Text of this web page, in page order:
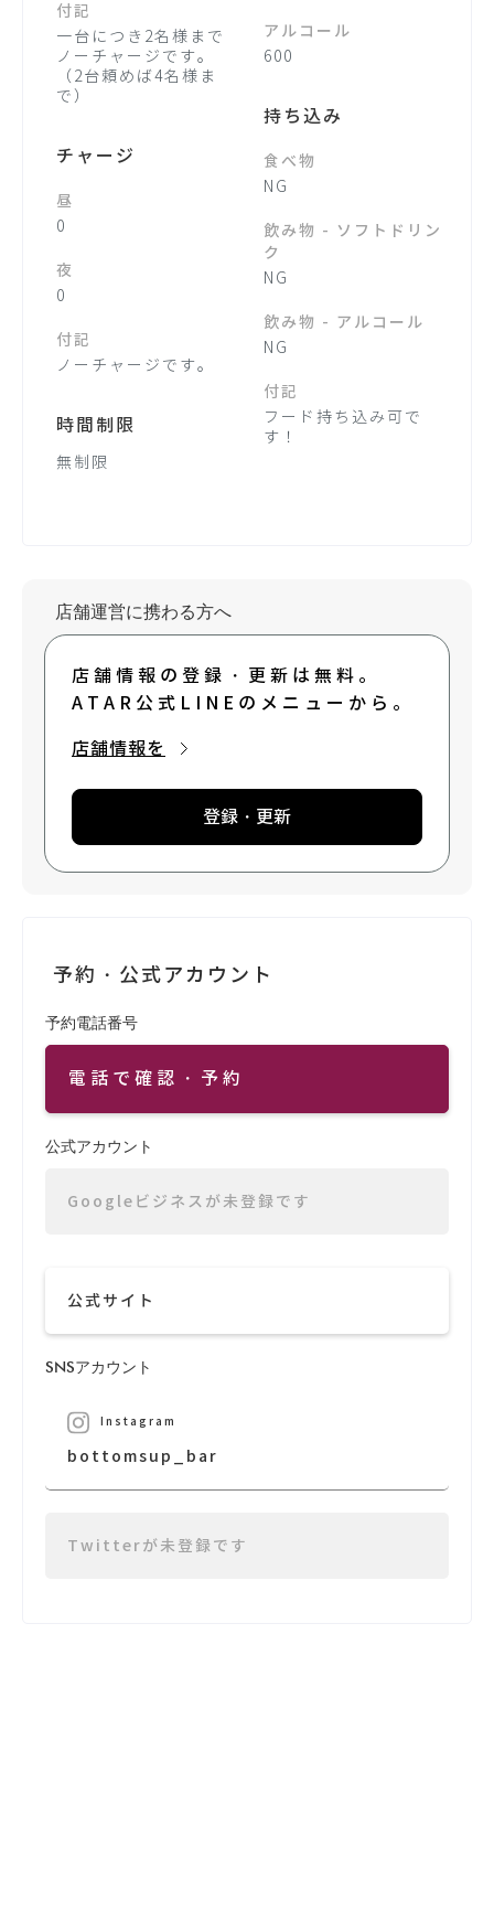
付記
一台につき2名様まで
ノーチャージです。
（2台頼めば4名様ま
で）
チャージ
昼
0
夜
0
付記
ノーチャージです。
時間制限
無制限
アルコール
600
持ち込み
食べ物
NG
飲み物 - ソフトドリン
ク
NG
飲み物 - アルコール
NG
付記
フード持ち込み可で
す！
店舗運営に携わる方へ
店舗情報の登録・更新は無料。
ATAR公式LINEのメニューから。
店舗情報を
登録・更新
予約・公式アカウント
予約電話番号
電話で確認・予約
公式アカウント
Googleビジネスが未登録です
公式サイト
SNSアカウント
Instagram
bottomsup_bar
Twitterが未登録です